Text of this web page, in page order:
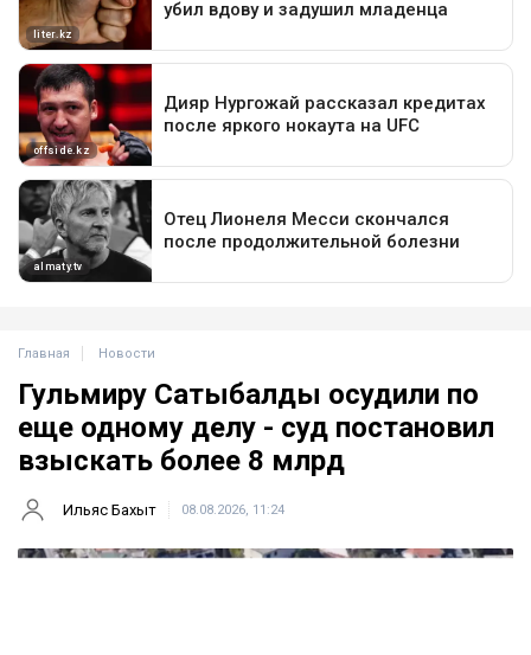
Главная Новости
Гульмиру Сатыбалды осудили по
еще одному делу - суд постановил
взыскать более 8 млрд
Ильяс Бахыт 08.08.2026, 11:24